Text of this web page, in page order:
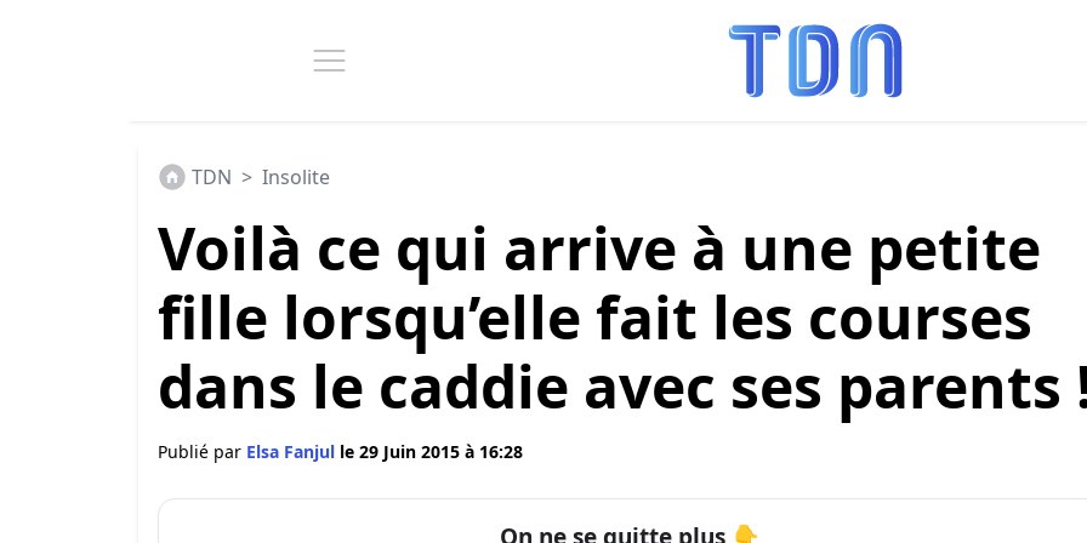
TDN > Insolite
Voilà ce qui arrive à une petite
fille lorsqu’elle fait les courses
dans le caddie avec ses parents
Publié par Elsa Fanjul le 29 Juin 2015 à 16:28